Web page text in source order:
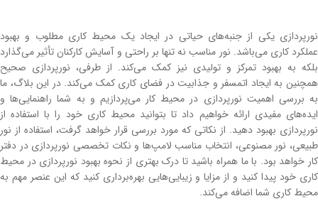
نورپردازی یکی از جنبه‌های حیاتی در ایجاد یک محیط کاری مطلوب و بهبود
عملکرد کاری می‌باشد. نور مناسب نه تنها بر راحتی و آسایش کارکنان تأثیر می‌گذارد
بلکه به بهبود تمرکز و تولیدی نیز کمک می‌کند. از طرفی، نورپردازی صحیح
همچنین به ایجاد اتمسفر و جذابیت در فضای کاری کمک می‌کند. در این بلاگ، ما
به بررسی اهمیت نورپردازی در محیط کار می‌پردازیم و به شما راهنمایی‌ها و
ایده‌های مفیدی ارائه خواهیم داد تا بتوانید محیط کاری خود را با استفاده از
نورپردازی بهبود دهید. از نکاتی که مورد بررسی قرار خواهد گرفت، استفاده از نور
طبیعی، نور مصنوعی، انتخاب مناسب لامپ‌ها و نکات تخصصی نورپردازی در دفتر
کار خواهد بود. با ما همراه باشید تا درک بهتری از نحوه بهبود نورپردازی در محیط
کاری خود پیدا کنید و از مزایا و زیبایی‌هایی بهره‌برداری کنید که این عنصر مهم به
محیط کاری شما اضافه می‌کند.